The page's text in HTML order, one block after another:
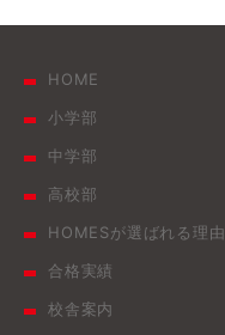
HOME
小学部
中学部
高校部
HOMESが選ばれる理由
合格実績
校舎案内